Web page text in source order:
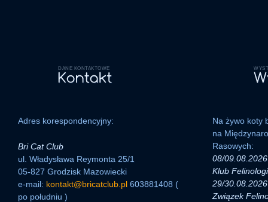
DANE KONTAKTOWE
Adres korespondencyjny:
Bri Cat Club
ul. Władysława Reymonta 25/1
05-827 Grodzisk Mazowiecki
e-mail: kontakt@bricatclub.pl 603881408 (
po południu )
Na żywo koty
na
Rasowych:
08/
Klub
29/
Związek